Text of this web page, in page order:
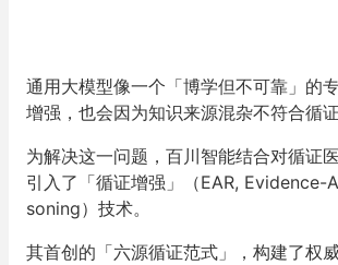
通用大模型像一个「博学但不可靠」的
增强，也会因为知识来源混杂不符合循证
为解决这一问题，百川智能结合对循证
引入了「循证增强」（EAR, Evidence-
soning）技术。
其首创的「六源循证范式」，构建了权